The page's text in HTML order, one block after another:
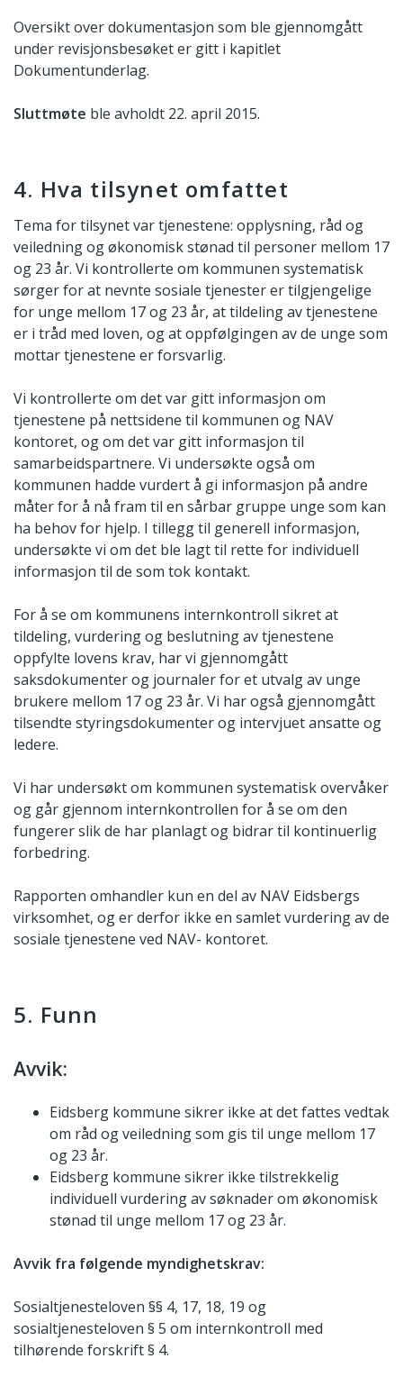
Oversikt over dokumentasjon som ble gjennomgått
under revisjonsbesøket er gitt i kapitlet
Dokumentunderlag.
Sluttmøte ble avholdt 22. april 2015.
4. Hva tilsynet omfattet
Tema for tilsynet var tjenestene: opplysning, råd og
veiledning og økonomisk stønad til personer mellom 17
og 23 år. Vi kontrollerte om kommunen systematisk
sørger for at nevnte sosiale tjenester er tilgjengelige
for unge mellom 17 og 23 år, at tildeling av tjenestene
er i tråd med loven, og at oppfølgingen av de unge som
mottar tjenestene er forsvarlig.
Vi kontrollerte om det var gitt informasjon om
tjenestene på nettsidene til kommunen og NAV
kontoret, og om det var gitt informasjon til
samarbeidspartnere. Vi undersøkte også om
kommunen hadde vurdert å gi informasjon på andre
måter for å nå fram til en sårbar gruppe unge som kan
ha behov for hjelp. I tillegg til generell informasjon,
undersøkte vi om det ble lagt til rette for individuell
informasjon til de som tok kontakt.
For å se om kommunens internkontroll sikret at
tildeling, vurdering og beslutning av tjenestene
oppfylte lovens krav, har vi gjennomgått
saksdokumenter og journaler for et utvalg av unge
brukere mellom 17 og 23 år. Vi har også gjennomgått
tilsendte styringsdokumenter og intervjuet ansatte og
ledere.
Vi har undersøkt om kommunen systematisk overvåker
og går gjennom internkontrollen for å se om den
fungerer slik de har planlagt og bidrar til kontinuerlig
forbedring.
Rapporten omhandler kun en del av NAV Eidsbergs
virksomhet, og er derfor ikke en samlet vurdering av de
sosiale tjenestene ved NAV- kontoret.
5. Funn
Avvik:
Eidsberg kommune sikrer ikke at det fattes vedtak
om råd og veiledning som gis til unge mellom 17
og 23 år.
Eidsberg kommune sikrer ikke tilstrekkelig
individuell vurdering av søknader om økonomisk
stønad til unge mellom 17 og 23 år.
Avvik fra følgende myndighetskrav:
Sosialtjenesteloven §§ 4, 17, 18, 19 og
sosialtjenesteloven § 5 om internkontroll med
tilhørende forskrift § 4.